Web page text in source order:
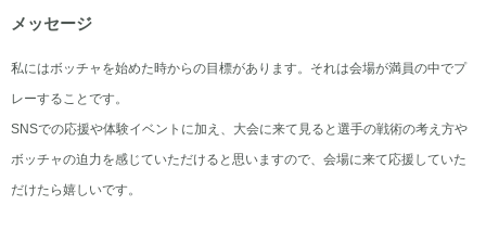
メッセージ
私にはボッチャを始めた時からの目標があります。それは会場が満員の中でプ
レーすることです。
SNSでの応援や体験イベントに加え、大会に来て見ると選手の戦術の考え方や
ボッチャの迫力を感じていただけると思いますので、会場に来て応援していた
だけたら嬉しいです。